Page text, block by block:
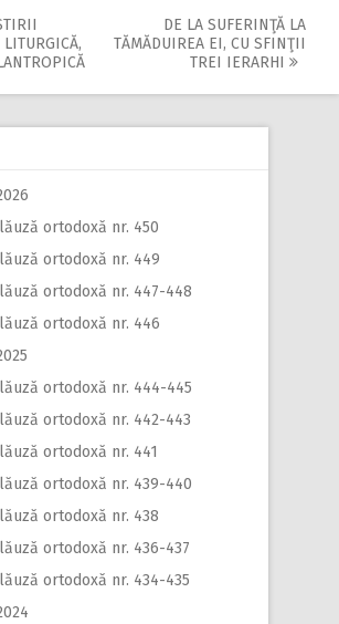
DE LA SUFERINŢĂ LA
TĂMĂDUIREA EI, CU SFINŢII
TREI IERARHI
ortodoxă nr. 450
ortodoxă nr. 449
ortodoxă nr. 447-448
ortodoxă nr. 446
ortodoxă nr. 444-445
ortodoxă nr. 442-443
ortodoxă nr. 441
ortodoxă nr. 439-440
ortodoxă nr. 438
ortodoxă nr. 436-437
ortodoxă nr. 434-435